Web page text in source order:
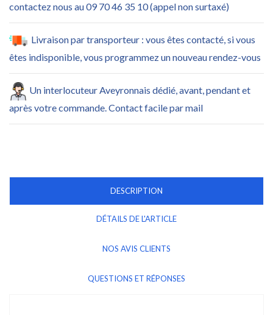
contactez nous au 09 70 46 35 10 (appel non surtaxé)
Livraison par transporteur : vous êtes contacté, si vous
êtes indisponible, vous programmez un nouveau rendez-vous
Un interlocuteur Aveyronnais dédié, avant, pendant et
après votre commande. Contact facile par mail
DESCRIPTION
DÉTAILS DE L'ARTICLE
NOS AVIS CLIENTS
QUESTIONS ET RÉPONSES